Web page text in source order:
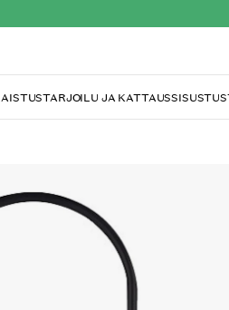
TARJOILU JA KATTAUSSISUSTUS